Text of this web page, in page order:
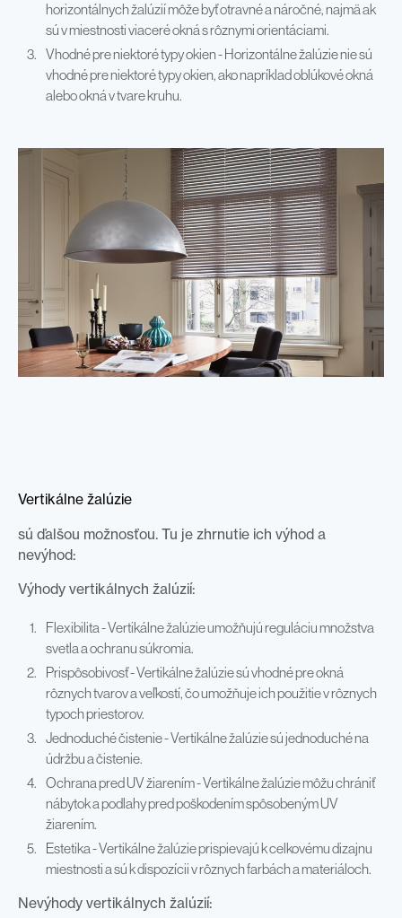
horizontálnych žalúzií môže byť otravné a náročné, najmä ak
sú v miestnosti viaceré okná s rôznymi orientáciami.
Vhodné pre niektoré typy okien - Horizontálne žalúzie nie sú
vhodné pre niektoré typy okien, ako napríklad oblúkové okná
alebo okná v tvare kruhu.
Vertikálne žalúzie
sú ďalšou možnosťou. Tu je zhrnutie ich výhod a
nevýhod:
Výhody vertikálnych žalúzií:
Flexibilita - Vertikálne žalúzie umožňujú reguláciu množstva
svetla a ochranu súkromia.
Prispôsobivosť - Vertikálne žalúzie sú vhodné pre okná
rôznych tvarov a veľkostí, čo umožňuje ich použitie v rôznych
typoch priestorov.
Jednoduché čistenie - Vertikálne žalúzie sú jednoduché na
údržbu a čistenie.
Ochrana pred UV žiarením - Vertikálne žalúzie môžu chrániť
nábytok a podlahy pred poškodením spôsobeným UV
žiarením.
Estetika - Vertikálne žalúzie prispievajú k celkovému dizajnu
miestnosti a sú k dispozícii v rôznych farbách a materiáloch.
Nevýhody vertikálnych žalúzií: